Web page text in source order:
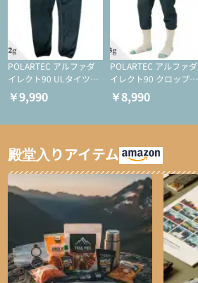
POLARTEC アルファダ
イレクト90 ULタイツ
（アクティブインサレー
ション/テント泊用パジ
￥9,990
POLARTEC アルファダ
イレクト90 クロップド
ULタイツ（アクティブ
インサレーション/テン
￥8,990
殿堂入りアイテム